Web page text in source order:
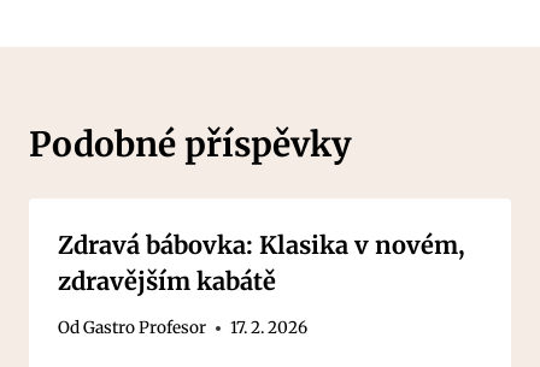
Podobné příspěvky
Zdravá bábovka: Klasika v novém,
zdravějším kabátě
OdGastro Profesor 17. 2. 2026